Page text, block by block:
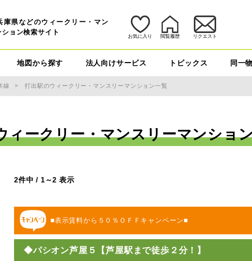
庫県などのウィークリー・マン
ション検索サイト
お気に入り 閲覧履歴 リクエスト
地図から探す 法人向けサービス トピックス 同一
線 打出駅のウィークリー・マンスリーマンション一覧
ィークリー・マンスリーマンショ
2件中 / 1～2 表示
■表示賃料から５０％ＯＦＦキャンペーン■
◆パシオン芦屋５【芦屋駅まで徒歩２分！】